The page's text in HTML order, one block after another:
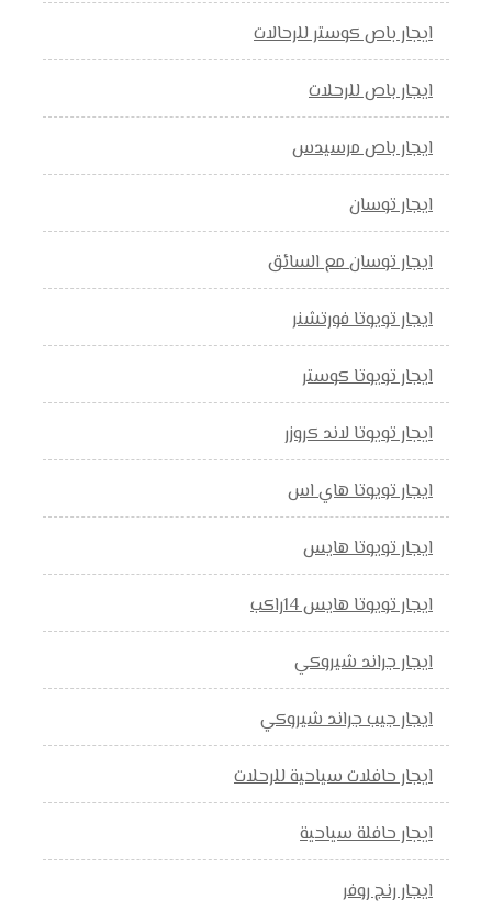
ايجار باص كوستر للرحالات
ايجار باص للرحلات
ايجار باص مرسيدس
ايجار توسان
ايجار توسان مع السائق
ايجار تويوتا فورتشنر
ايجار تويوتا كوستر
ايجار تويوتا لاند كروزر
ايجار تويوتا هاي اس
ايجار تويوتا هايس
ايجار تويوتا هايس 14راكب
ايجار جراند شيروكي
ايجار جيب جراند شيروكي
ايجار حافلات سياحية للرحلات
ايجار حافلة سياحية
ايجار رنج روفر